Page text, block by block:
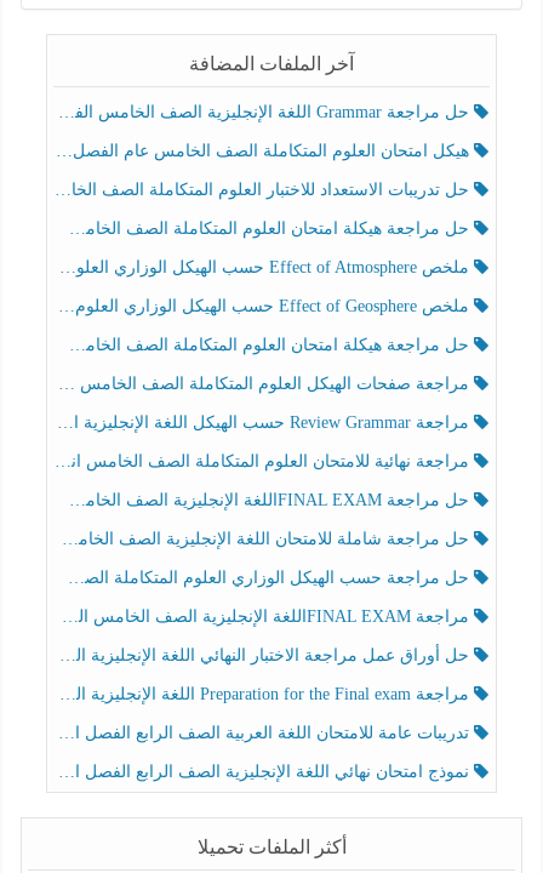
آخر الملفات المضافة
حل مراجعة Grammar اللغة الإنجليزية الصف الخامس الفصل الثالث
هيكل امتحان العلوم المتكاملة الصف الخامس عام الفصل الدراسي الثالث 2025-2026
حل تدريبات الاستعداد للاختبار العلوم المتكاملة الصف الخامس عام الفصل الثالث
حل مراجعة هيكلة امتحان العلوم المتكاملة الصف الخامس انسبير الفصل الثالث
ملخص Effect of Atmosphere حسب الهيكل الوزاري العلوم المتكاملة الصف الخامس انسبير الفصل الثالث
ملخص Effect of Geosphere حسب الهيكل الوزاري العلوم المتكاملة الصف الخامس انسبير الفصل الثالث
حل مراجعة هيكلة امتحان العلوم المتكاملة الصف الخامس عام الفصل الثالث
مراجعة صفحات الهيكل العلوم المتكاملة الصف الخامس انسبير الفصل الثالث
مراجعة Review Grammar حسب الهيكل اللغة الإنجليزية الصف الخامس الفصل الثالث
مراجعة نهائية للامتحان العلوم المتكاملة الصف الخامس انسبير الفصل الثالث
حل مراجعة FINAL EXAMاللغة الإنجليزية الصف الخامس الفصل الثالث
حل مراجعة شاملة للامتحان اللغة الإنجليزية الصف الخامس الفصل الثالث
حل مراجعة حسب الهيكل الوزاري العلوم المتكاملة الصف الخامس عام الفصل الثالث
مراجعة FINAL EXAMاللغة الإنجليزية الصف الخامس الفصل الثالث
حل أوراق عمل مراجعة الاختبار النهائي اللغة الإنجليزية الصف الرابع الفصل الثالث
مراجعة Preparation for the Final exam اللغة الإنجليزية الصف الرابع الفصل الثالث
تدريبات عامة للامتحان اللغة العربية الصف الرابع الفصل الثالث
نموذج امتحان نهائي اللغة الإنجليزية الصف الرابع الفصل الثالث
أكثر الملفات تحميلا